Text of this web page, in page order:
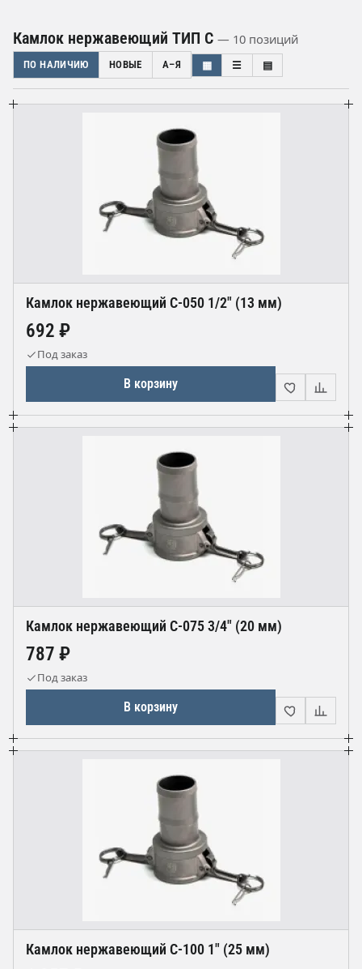
Камлок нержавеющий ТИП C — 10 позиций
ПО НАЛИЧИЮ НОВЫЕ А–Я ▦ ☰ ▤
Камлок нержавеющий С-050 1/2" (13 мм)
692 ₽
Под заказ
В корзину
Камлок нержавеющий С-075 3/4" (20 мм)
787 ₽
Под заказ
В корзину
Камлок нержавеющий С-100 1" (25 мм)